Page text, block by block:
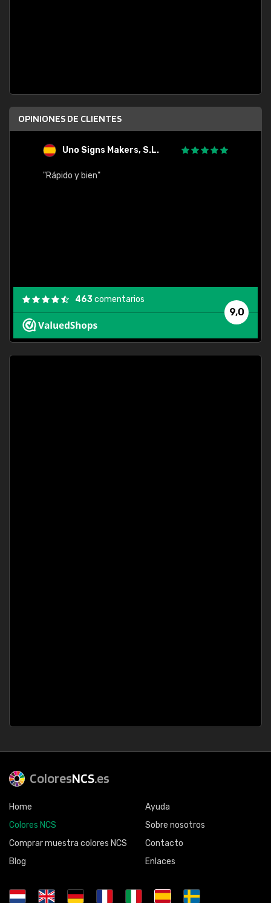
OPINIONES DE CLIENTES
Uno Signs Makers, S.L.
"Rápido y bien"
9,0
463comentarios
ColoresNCS.es
Home
Colores NCS
Comprar muestra colores NCS
Blog
Ayuda
Sobre nosotros
Contacto
Enlaces